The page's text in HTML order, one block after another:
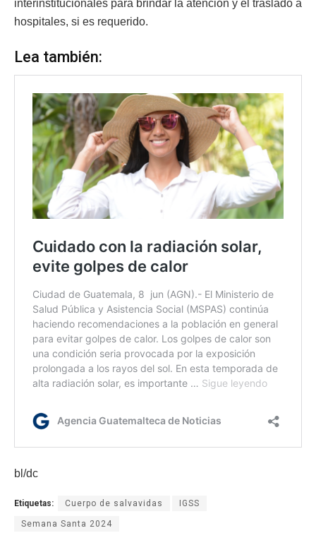
interinstitucionales para brindar la atención y el traslado a
hospitales, si es requerido.
Lea también:
bl/dc
Etiquetas: Cuerpo de salvavidas IGSS
Semana Santa 2024